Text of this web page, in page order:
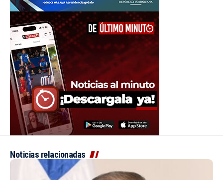
Noticias relacionadas